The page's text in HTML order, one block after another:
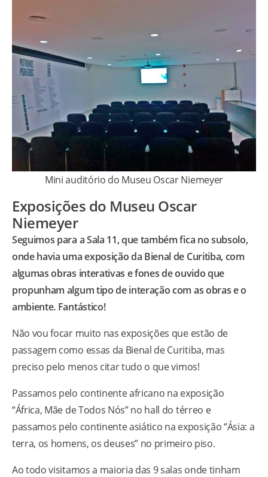
Mini auditório do Museu Oscar Niemeyer
Exposições do Museu Oscar
Niemeyer
Seguimos para a Sala 11, que também fica no subsolo,
onde havia uma exposição da Bienal de Curitiba, com
algumas obras interativas e fones de ouvido que
propunham algum tipo de interação com as obras e o
ambiente. Fantástico!
Não vou focar muito nas exposições que estão de
passagem como essas da Bienal de Curitiba, mas
preciso pelo menos citar tudo o que vimos!
Passamos pelo continente africano na exposição
“África, Mãe de Todos Nós” no hall do térreo e
passamos pelo continente asiático na exposição “Ásia: a
terra, os homens, os deuses” no primeiro piso.
Ao todo visitamos a maioria das 9 salas onde tinham